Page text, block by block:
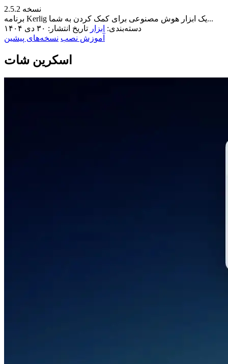
نسخه 2.5.2
برنامه Kerlig یک ابزار هوش مصنوعی برای کمک کردن به شما...
دسته‌بندی: ابزار تاریخ انتشار: ۳۰ دی ۱۴۰۴
آموزش نصب نسخه‌های پیشین
اسکرین شات